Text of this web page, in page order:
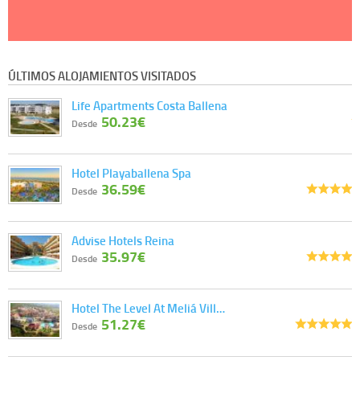
ÚLTIMOS ALOJAMIENTOS VISITADOS
Life Apartments Costa Ballena
Desde 50.23€
Hotel Playaballena Spa
Desde 36.59€
Advise Hotels Reina
Desde 35.97€
Hotel The Level At Meliá Vill…
Desde 51.27€